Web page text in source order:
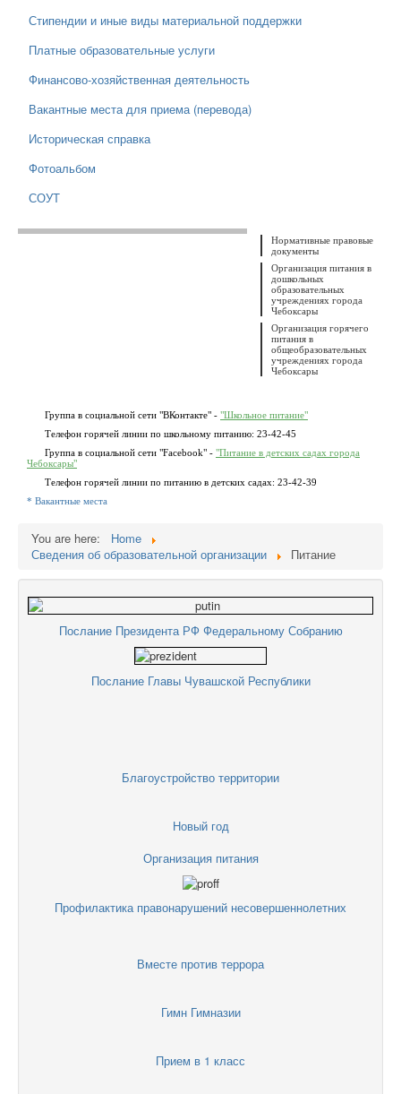
Стипендии и иные виды материальной поддержки
Платные образовательные услуги
Финансово-хозяйственная деятельность
Вакантные места для приема (перевода)
Историческая справка
Фотоальбом
СОУТ
Нормативные правовые
документы
Организация питания в
дошкольных
образовательных
учреждениях города
Чебоксары
Организация горячего
питания в
общеобразовательных
учреждениях города
Чебоксары
Группа в социальной сети "ВКонтакте" - "Школьное питание"
Телефон горячей линии по школьному питанию: 23-42-45
Группа в социальной сети "Facebook" - "Питание в детских садах города
Чебоксары"
Телефон горячей линии по питанию в детских садах: 23-42-39
* Вакантные места
You are here:
Home
Сведения об образовательной организации
Питание
Послание Президента РФ Федеральному Собранию
Послание Главы Чувашской Республики
Благоустройство территории
Новый год
Организация питания
Профилактика правонарушений несовершеннолетних
Вместе против террора
Гимн Гимназии
Прием в 1 класс